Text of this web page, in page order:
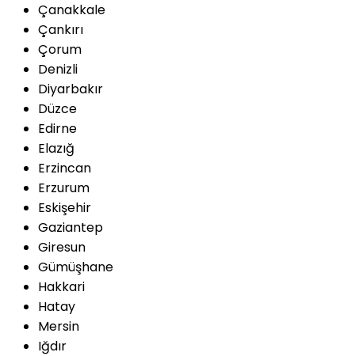
Çanakkale
Çankırı
Çorum
Denizli
Diyarbakır
Düzce
Edirne
Elazığ
Erzincan
Erzurum
Eskişehir
Gaziantep
Giresun
Gümüşhane
Hakkari
Hatay
Mersin
Iğdır